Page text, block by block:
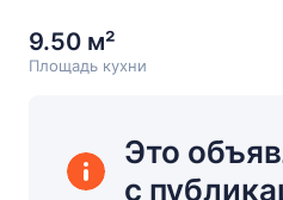
9.50 м²
Площадь кухни
Это
с